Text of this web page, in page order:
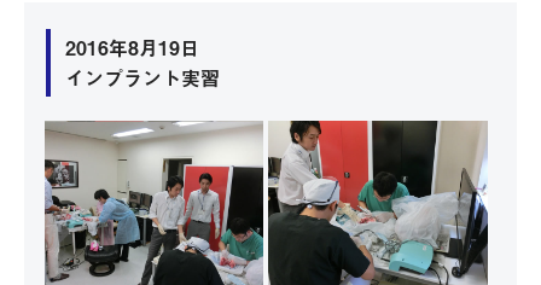
2016年8月19日
インプラント実習